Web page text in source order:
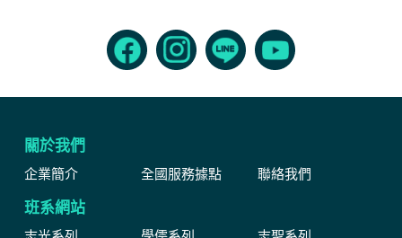
關於我們
企業簡介 全國服務據點 聯絡我們
班系網站